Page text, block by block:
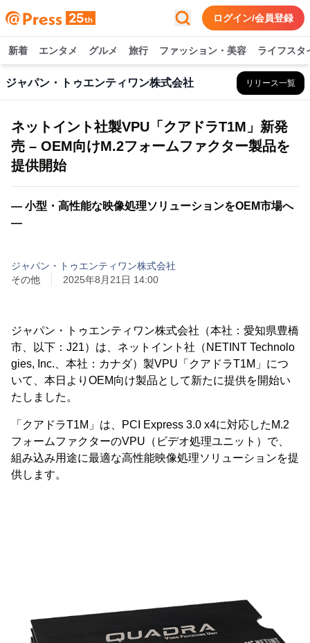
ログイン/会員登録
新着 エンタメ グルメ 旅行 ファッション・美容 ライフスタ
ジャパン・トゥエンティワン株式会社 リリース一覧
ネットイント社製VPU「クアドラT1M」新発
売 – OEM向けM.2フォームファクター製品を
提供開始
― 小型・高性能な映像処理ソリューションをOEM市場へ
―
ジャパン・トゥエンティワン株式会社
その他
2025年8月21日 14:00
ジャパン・トゥエンティワン株式会社（本社：愛知県豊橋
市、以下：J21）は、ネットイント社（NETINT Technolo
gies, Inc.、本社：カナダ）製VPU「クアドラT1M」につ
いて、本日よりOEM向け製品として新たに提供を開始い
たしました。
「クアドラT1M」は、PCI Express 3.0 x4に対応したM.2
フォームファクターのVPU（ビデオ処理ユニット）で、
組み込み用途に最適な高性能映像処理ソリューションを提
供します。